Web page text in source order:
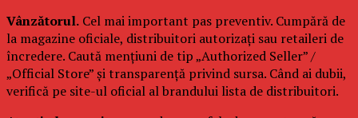
Vânzătorul. Cel mai important pas preventiv. Cumpără de
la magazine oficiale, distribuitori autorizați sau retaileri de
încredere. Caută mențiuni de tip „Authorized Seller” /
„Official Store” și transparență privind sursa. Când ai dubii,
verifică pe site-ul oficial al brandului lista de distribuitori.